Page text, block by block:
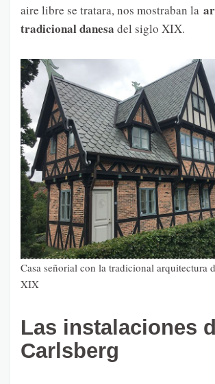
aire libre se tratara, nos mostraban la
tradicional danesa del siglo XIX.
Casa señorial con la tradicional arquitectura
XIX
Las instalaciones
Carlsberg